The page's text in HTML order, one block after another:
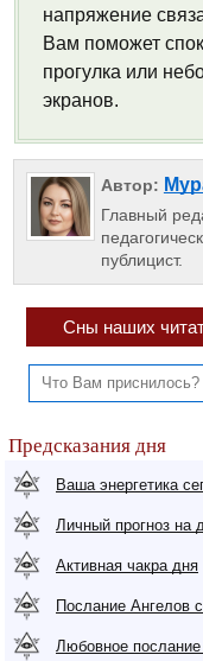
напряжение
Вам поможет
прогулка или
экранов.
Автор:
Главный
публицист.
Сны наших
Предсказания дня
Ваша энергетика
Личный прогноз на
Активная чакра дня
Послание Ангелов
Любовное